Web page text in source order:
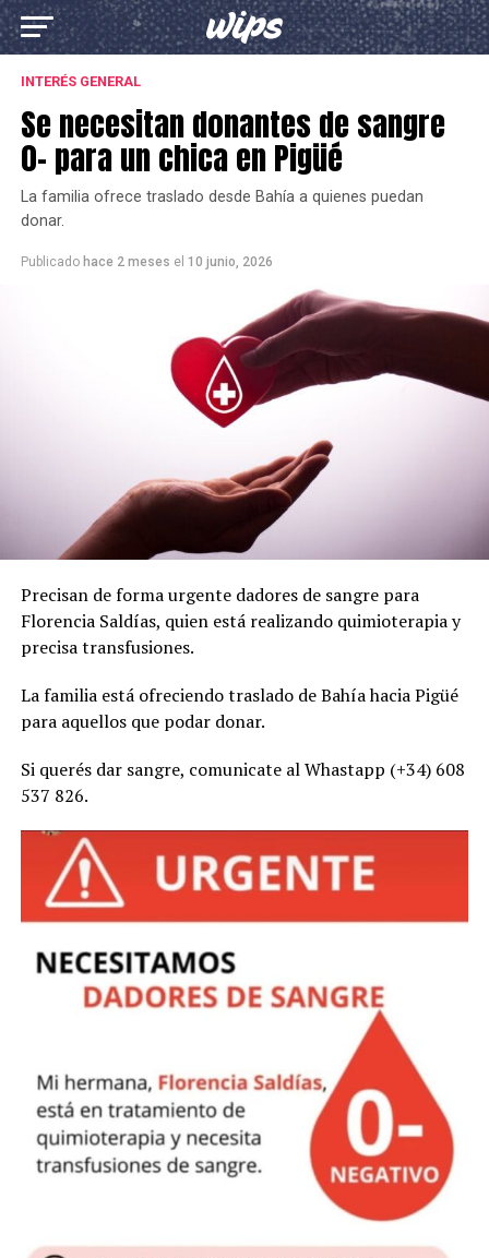
INTERÉS GENERAL
Se necesitan donantes de sangre
0- para un chica en Pigüé
La familia ofrece traslado desde Bahía a quienes puedan
donar.
Publicado hace 2 meses el 10 junio, 2026
Precisan de forma urgente dadores de sangre para
Florencia Saldías, quien está realizando quimioterapia y
precisa transfusiones.
La familia está ofreciendo traslado de Bahía hacia Pigüé
para aquellos que podar donar.
Si querés dar sangre, comunicate al Whastapp (+34) 608
537 826.